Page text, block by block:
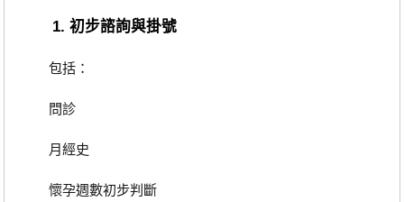
1. 初步諮詢與掛號
包括：
問診
月經史
懷孕週數初步判斷